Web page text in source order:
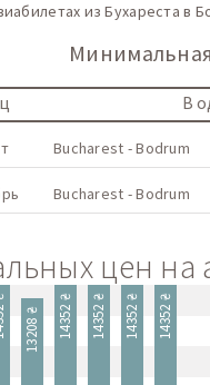
из Бухареста в
В
Bucharest - Bodrum
Bucharest - Bodrum
цен на
₴ 13208 ₴ 14352 ₴ 14352 ₴ 14352 ₴ 14352 ₴